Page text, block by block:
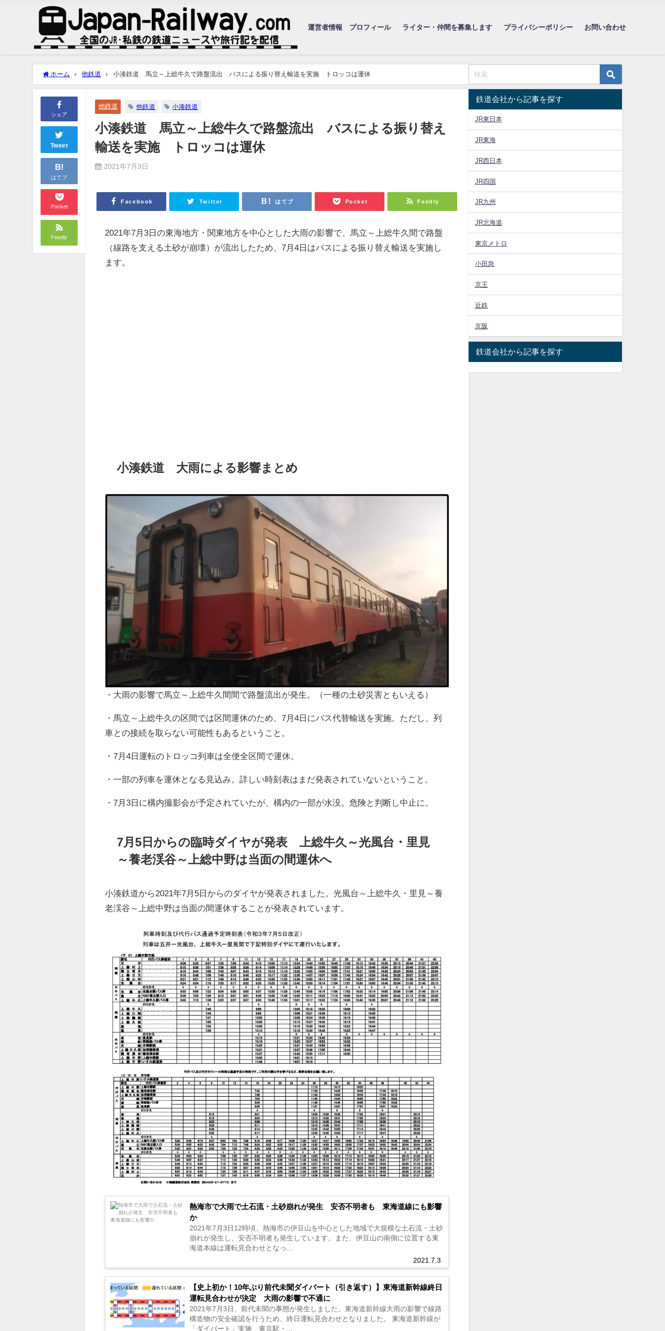
運営者情報 プロフィール ライター・仲間を募集します プライバシーポリシー お問い合わせ
ホーム 他鉄道 小湊鉄道 馬立～上総牛久で路盤流出 バスによる振り替え輸送を実施 トロッコは運休
シェア
Tweet
B!
はてブ
Pocket
Feedly
他鉄道 他鉄道 小湊鉄道
小湊鉄道 馬立～上総牛久で路盤流出 バスによる振り替え
輸送を実施 トロッコは運休
2021年7月3日
Facebook Twitter はてブ Pocket Feedly
2021年7月3日の東海地方・関東地方を中心とした大雨の影響で、馬立～上総牛久間で路盤
（線路を支える土砂が崩壊）が流出したため、7月4日はバスによる振り替え輸送を実施し
ます。
小湊鉄道 大雨による影響まとめ
・大雨の影響で馬立～上総牛久間間で路盤流出が発生。（一種の土砂災害ともいえる）
・馬立～上総牛久の区間では区間運休のため、7月4日にバス代替輸送を実施。ただし、列
車との接続を取らない可能性もあるということ。
・7月4日運転のトロッコ列車は全便全区間で運休。
・一部の列車を運休となる見込み。詳しい時刻表はまだ発表されていないということ。
・7月3日に構内撮影会が予定されていたが、構内の一部が水没。危険と判断し中止に。
7月5日からの臨時ダイヤが発表 上総牛久～光風台・里見
～養老渓谷～上総中野は当面の間運休へ
小湊鉄道から2021年7月5日からのダイヤが発表されました。光風台～上総牛久・里見～養
老渓谷～上総中野は当面の間運休することが発表されています。
熱海市で大雨で土石流・土砂崩れが発生 安否不明者も 東海道線にも影響
か
2021.7.3
2021年7月3日12時頃、熱海市の伊豆山を中心とした地域で大規模な土石流・土砂
崩れが発生し、安否不明者も発生しています。また、伊豆山の南側に位置する東
海道本線は運転見合わせとなっ...
【史上初か！10年ぶり前代未聞ダイバート（引き返す）】東海道新幹線終日
運転見合わせが決定 大雨の影響で不通に
2021年7月3日、前代未聞の事態が発生しました。東海道新幹線大雨の影響で線路
構造物の安全確認を行うため、終日運転見合わせとなりました。 東海道新幹線が
「ダイバート」実施 東京駅・...
鉄道会社から記事を探す
JR東日本
JR東海
JR西日本
JR四国
JR九州
JR北海道
東京メトロ
小田急
京王
近鉄
京阪
鉄道会社から記事を探す